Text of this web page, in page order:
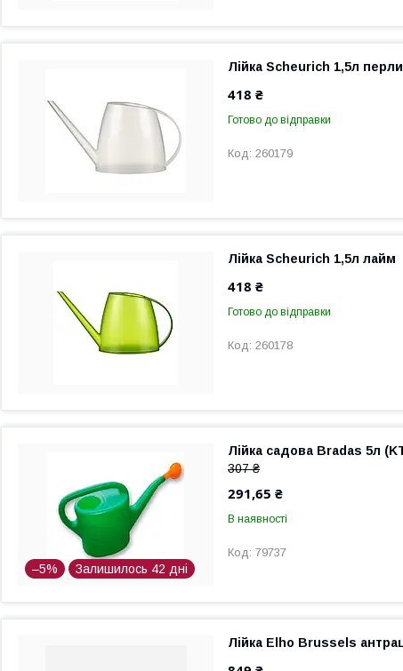
Лійка Scheurich 1,5л
418 ₴
Готово до відправки
260179
Лійка Scheurich 1,5л лайм
418 ₴
Готово до відправки
260178
–5% Залишилось 42 дні
Лійка садова Bradas 5л
307 ₴
291,65 ₴
В наявності
79737
Лійка Elho Brussels